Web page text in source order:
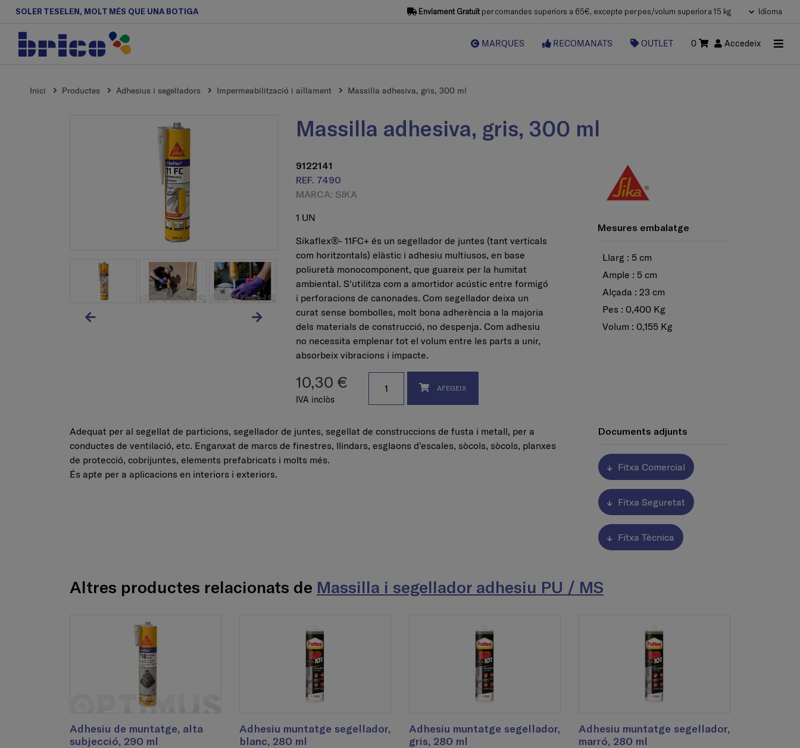
SOLER TESELEN, MOLT MÉS QUE UNA BOTIGA Enviament Gratuïtper comandes superiors a 65€, excepte per pes/volum superior a 15 kg Idioma
MARQUES RECOMANATS OUTLET 0 Accedeix
Inici Productes Adhesius i segelladors Impermeabilització i aïllament Massilla adhesiva, gris, 300 ml
Massilla adhesiva, gris, 300 ml
9122141
REF. 7490
MARCA: SIKA
1 UN
Sikaflex®- 11FC+ és un segellador de juntes (tant verticals
com horitzontals) elàstic i adhesiu multiusos, en base
poliuretà monocomponent, que guareix per la humitat
ambiental. S'utilitza com a amortidor acústic entre formigó
i perforacions de canonades. Com segellador deixa un
curat sense bombolles, molt bona adherència a la majoria
dels materials de construcció, no despenja. Com adhesiu
no necessita emplenar tot el volum entre les parts a unir,
absorbeix vibracions i impacte.
10,30 €
IVA inclòs
AFEGEIX
Mesures embalatge
Llarg : 5 cm
Ample : 5 cm
Alçada : 23 cm
Pes : 0,400 Kg
Volum : 0,155 Kg
Adequat per al segellat de particions, segellador de juntes, segellat de construccions de fusta i metall, per a
conductes de ventilació, etc. Enganxat de marcs de finestres, llindars, esglaons d'escales, sòcols, sòcols, planxes
de protecció, cobrijuntes, elements prefabricats i molts més.
És apte per a aplicacions en interiors i exteriors.
Documents adjunts
Fitxa Comercial
Fitxa Seguretat
Fitxa Tècnica
Altres productes relacionats de Massilla i segellador adhesiu PU / MS
Adhesiu de muntatge, alta
subjecció, 290 ml
Adhesiu muntatge segellador,
blanc, 280 ml
Adhesiu muntatge segellador,
gris, 280 ml
Adhesiu muntatge segellador,
marró, 280 ml